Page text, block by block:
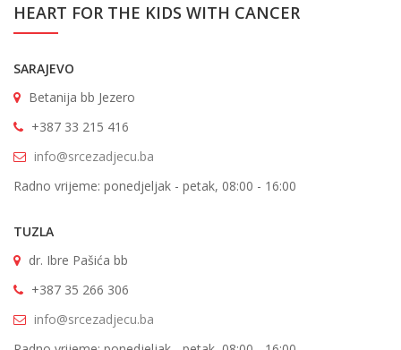
HEART FOR THE KIDS WITH CANCER
SARAJEVO
Betanija bb Jezero
+387 33 215 416
info@srcezadjecu.ba
Radno vrijeme: ponedjeljak - petak, 08:00 - 16:00
TUZLA
dr. Ibre Pašića bb
+387 35 266 306
info@srcezadjecu.ba